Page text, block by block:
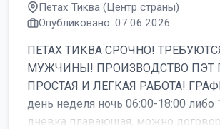
Петах Тиква (Центр страны)
Опубликовано: 07.06.2026
ПЕТАХ ТИКВА СРОЧНО!
МУЖЧИНЫ! ПРОИЗВОДСТВО ПЭТ
ПРОСТАЯ И ЛЕГКАЯ РАБОТА!
день неделя ночь 06:00-18:00 либо
дневка плавающая, можно